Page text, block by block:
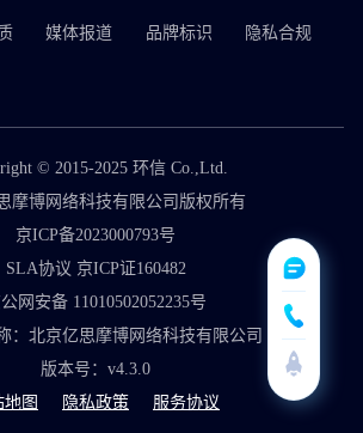
媒体报道 品牌标识
隐私合规
© 2015-2025 环信 Co.,Ltd.
摩博网络科技有限公司版权所有
京ICP备2023000793号
SLA协议 京ICP证160482
网安备 11010502052235号
：北京亿思摩博网络科技有限公司
版本号：v4.3.0
地图
隐私政策 服务协议